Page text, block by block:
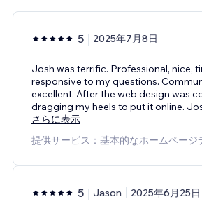
5 2025年7月8日
Josh was terrific. Professional, nice,
responsive to my questions.
excellent. After the web design was
dragging my heels to put it online.
さらに表示
提供サービス：基本的なホームページ
5 Jason 2025年6月25日